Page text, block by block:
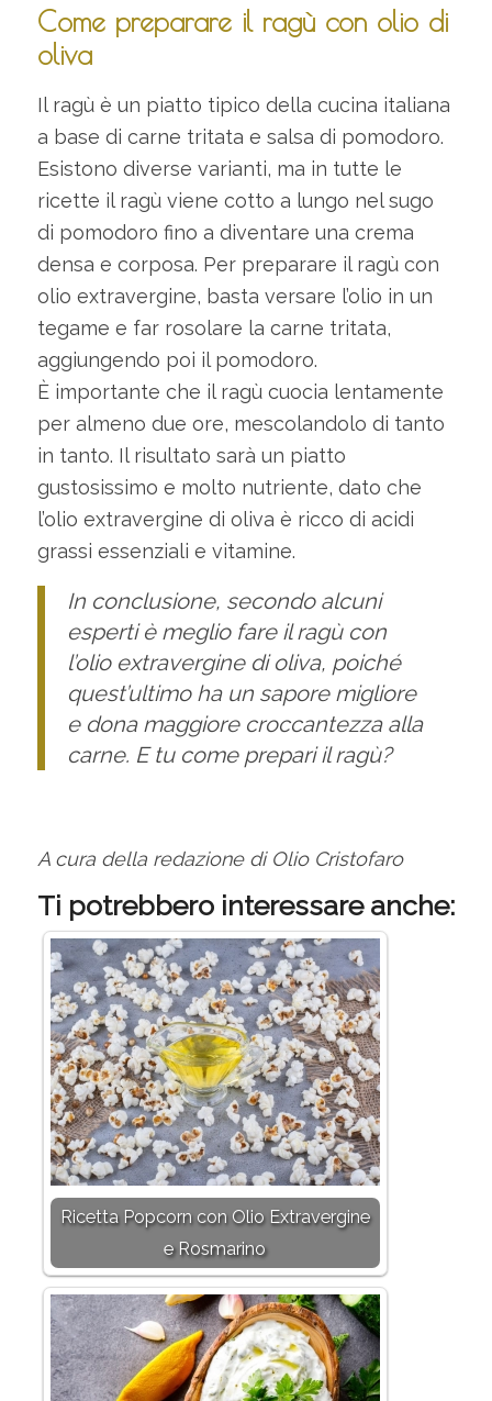
Come preparare il ragù con olio di
oliva
Il ragù è un piatto tipico della cucina italiana
a base di carne tritata e salsa di pomodoro.
Esistono diverse varianti, ma in tutte le
ricette il ragù viene cotto a lungo nel sugo
di pomodoro fino a diventare una crema
densa e corposa. Per preparare il ragù con
olio extravergine, basta versare l’olio in un
tegame e far rosolare la carne tritata,
aggiungendo poi il pomodoro.
È importante che il ragù cuocia lentamente
per almeno due ore, mescolandolo di tanto
in tanto. Il risultato sarà un piatto
gustosissimo e molto nutriente, dato che
l’olio extravergine di oliva è ricco di acidi
grassi essenziali e vitamine.
In conclusione, secondo alcuni
esperti è meglio fare il ragù con
l’olio extravergine di oliva, poiché
quest’ultimo ha un sapore migliore
e dona maggiore croccantezza alla
carne. E tu come prepari il ragù?
A cura della redazione di Olio Cristofaro
Ti potrebbero interessare anche:
Ricetta Popcorn con Olio Extravergine
e Rosmarino